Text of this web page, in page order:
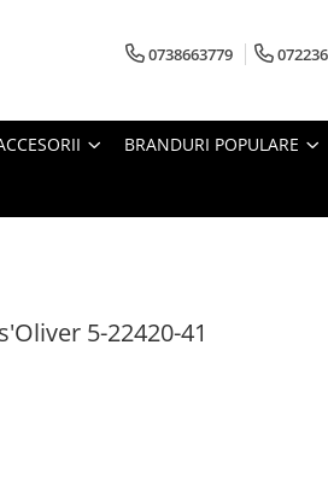
0738663779
BRANDURI POPULARE
5-22420-41